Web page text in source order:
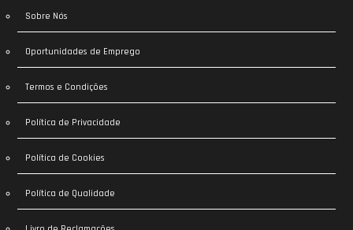
Sobre Nós
Oportunidades de Emprego
Termos e Condições
Política de Privacidade
Política de Cookies
Política de Qualidade